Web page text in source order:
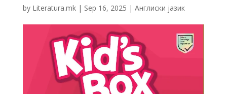
by Literatura.mk| Sep 16, 2025 | Англиски јазик